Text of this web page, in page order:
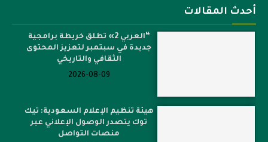
أحدث المقالات
“العربي 2» تطلق خريطة برامجية
جديدة في سبتمبر لتعزيز المحتوى
الثقافي والتاريخي
2026-08-09
هيئة تنظيم الإعلام السعودية: تيك
توك يتصدر الوصول الإعلاني عبر
منصات التواصل